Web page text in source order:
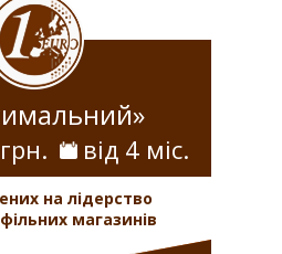
від 4 міс.
на лідерство
магазинів